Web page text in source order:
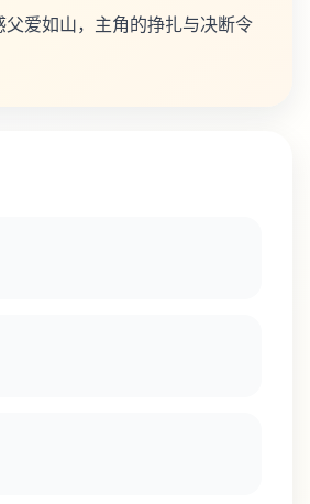
父爱如山，主角的挣扎与决断令